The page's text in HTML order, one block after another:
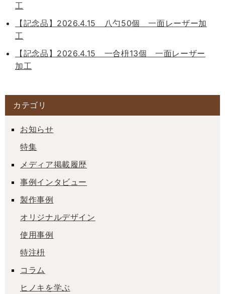
工
【記念品】2026.4.15 八勺50個 一面レーザー加
工
【記念品】2026.4.15 一合枡13個 一面レーザー
加工
カテゴリ
お知らせ
特集
メディア掲載履歴
事例インタビュー
製作事例
オリジナルデザイン
使用事例
特注枡
コラム
ヒノキを学ぶ